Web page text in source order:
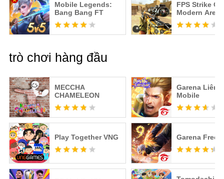
Mobile Legends:
Bang Bang FT
FPS Strike
Modern Arena
trò chơi hàng đầu
MECCHA
CHAMELEON
Play Together VNG
Garena Liên
Mobile
Garena Free